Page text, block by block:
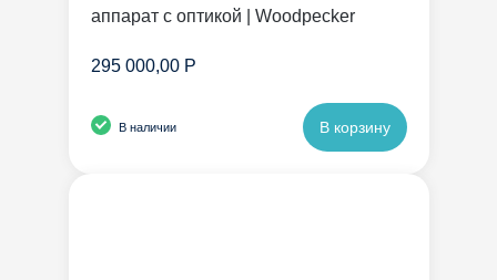
аппарат с оптикой | Woodpecker
295 000,00 Р
В наличии В корзину